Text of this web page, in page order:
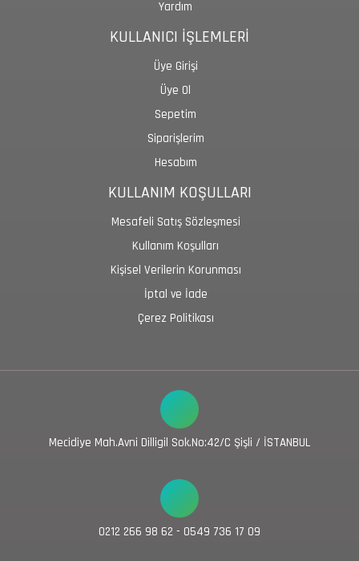
Yardım
KULLANICI İŞLEMLERİ
Üye Girişi
Üye Ol
Sepetim
Siparişlerim
Hesabım
KULLANIM KOŞULLARI
Mesafeli Satış Sözleşmesi
Kullanım Koşulları
Kişisel Verilerin Korunması
İptal ve İade
Çerez Politikası
Mecidiye Mah.Avni Dilligil Sok.No:42/C Şişli / İSTANBUL
0212 266 98 62 - 0549 736 17 09